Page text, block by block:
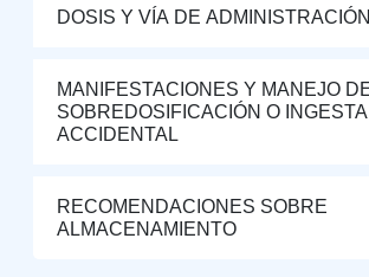
DOSIS Y VÍA DE ADMINISTRACIÓN
MANIFESTACIONES Y MANEJO
SOBREDOSIFICACIÓN O INGESTA
ACCIDENTAL
RECOMENDACIONES SOBRE
ALMACENAMIENTO